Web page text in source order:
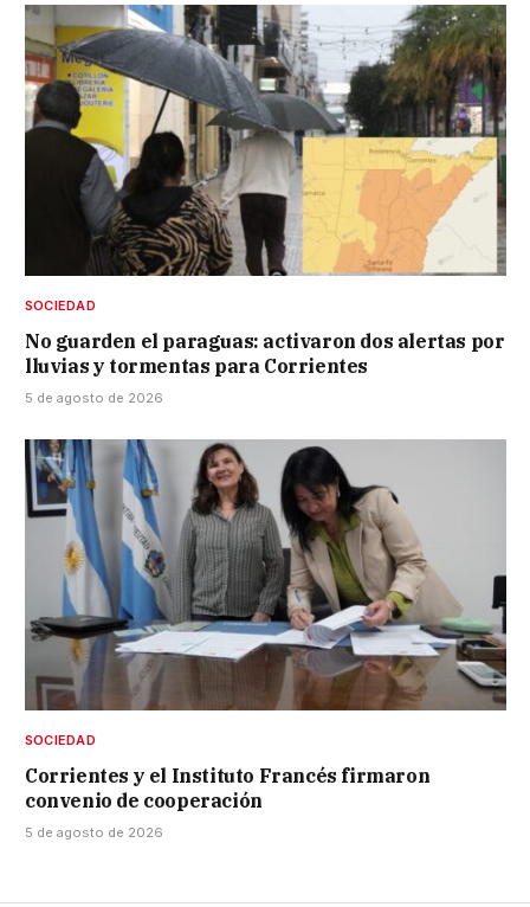
SOCIEDAD
No guarden el paraguas: activaron dos alertas por
lluvias y tormentas para Corrientes
5 de agosto de 2026
SOCIEDAD
Corrientes y el Instituto Francés firmaron
convenio de cooperación
5 de agosto de 2026